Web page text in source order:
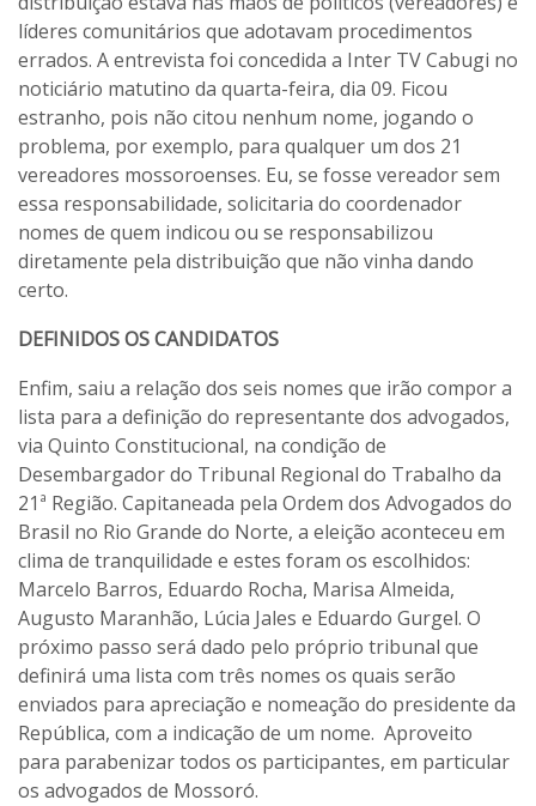
líderes comunitários que adotavam procedimentos
errados. A entrevista foi concedida a Inter TV Cabugi no
noticiário matutino da quarta-feira, dia 09. Ficou
estranho, pois não citou nenhum nome, jogando o
problema, por exemplo, para qualquer um dos 21
vereadores mossoroenses. Eu, se fosse vereador sem
essa responsabilidade, solicitaria do coordenador
nomes de quem indicou ou se responsabilizou
diretamente pela distribuição que não vinha dando
certo.
DEFINIDOS OS CANDIDATOS
Enfim, saiu a relação dos seis nomes que irão compor a
lista para a definição do representante dos advogados,
via Quinto Constitucional, na condição de
Desembargador do Tribunal Regional do Trabalho da
21ª Região. Capitaneada pela Ordem dos Advogados do
Brasil no Rio Grande do Norte, a eleição aconteceu em
clima de tranquilidade e estes foram os escolhidos:
Marcelo Barros, Eduardo Rocha, Marisa Almeida,
Augusto Maranhão, Lúcia Jales e Eduardo Gurgel. O
próximo passo será dado pelo próprio tribunal que
definirá uma lista com três nomes os quais serão
enviados para apreciação e nomeação do presidente da
República, com a indicação de um nome. Aproveito
para parabenizar todos os participantes, em particular
os advogados de Mossoró.